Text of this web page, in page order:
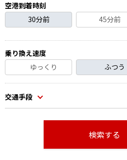
空港到着時刻
30分前
45分前
乗り換え速度
ゆっくり
ふつう
交通手段
検索する